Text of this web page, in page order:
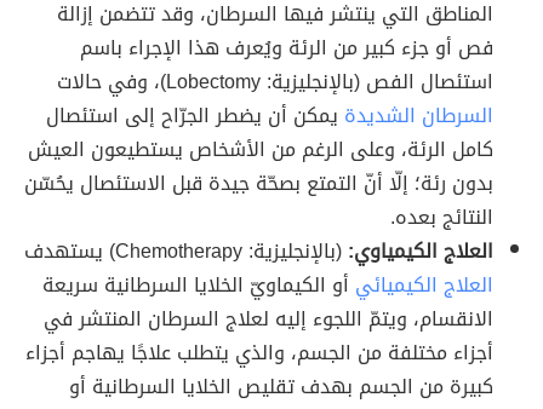
المناطق التي ينتشر فيها السرطان، وقد تتضمن إزالة
فص أو جزء كبير من الرئة ويُعرف هذا الإجراء باسم
استئصال الفص (بالإنجليزية: Lobectomy)، وفي حالات
السرطان الشديدة يمكن أن يضطر الجرّاح إلى استئصال
كامل الرئة، وعلى الرغم من الأشخاص يستطيعون العيش
بدون رئة؛ إلّا أنّ التمتع بصحّة جيدة قبل الاستئصال يحُسّن
النتائج بعده.
العلاج الكيمياوي:(بالإنجليزية: Chemotherapy) يستهدف
العلاج الكيميائي أو الكيماويّ الخلايا السرطانية سريعة
الانقسام، ويتمّ اللجوء إليه لعلاج السرطان المنتشر في
أجزاء مختلفة من الجسم، والذي يتطلب علاجًا يهاجم أجزاء
كبيرة من الجسم بهدف تقليص الخلايا السرطانية أو